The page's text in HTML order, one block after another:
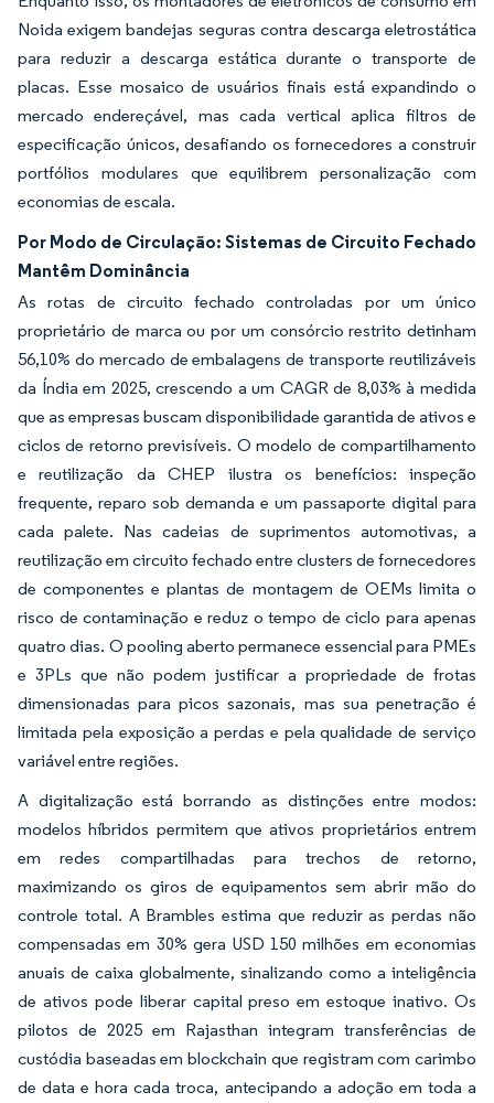
Noida exigem bandejas seguras contra descarga eletrostática
para reduzir a descarga estática durante o transporte de
placas. Esse mosaico de usuários finais está expandindo o
mercado endereçável, mas cada vertical aplica filtros de
especificação únicos, desafiando os fornecedores a construir
portfólios modulares que equilibrem personalização com
economias de escala.
Por Modo de Circulação: Sistemas de Circuito Fechado
Mantêm Dominância
As rotas de circuito fechado controladas por um único
proprietário de marca ou por um consórcio restrito detinham
56,10% do mercado de embalagens de transporte reutilizáveis
da Índia em 2025, crescendo a um CAGR de 8,03% à medida
que as empresas buscam disponibilidade garantida de ativos e
ciclos de retorno previsíveis. O modelo de compartilhamento
e reutilização da CHEP ilustra os benefícios: inspeção
frequente, reparo sob demanda e um passaporte digital para
cada palete. Nas cadeias de suprimentos automotivas, a
reutilização em circuito fechado entre clusters de fornecedores
de componentes e plantas de montagem de OEMs limita o
risco de contaminação e reduz o tempo de ciclo para apenas
quatro dias. O pooling aberto permanece essencial para PMEs
e 3PLs que não podem justificar a propriedade de frotas
dimensionadas para picos sazonais, mas sua penetração é
limitada pela exposição a perdas e pela qualidade de serviço
variável entre regiões.
A digitalização está borrando as distinções entre modos:
modelos híbridos permitem que ativos proprietários entrem
em redes compartilhadas para trechos de retorno,
maximizando os giros de equipamentos sem abrir mão do
controle total. A Brambles estima que reduzir as perdas não
compensadas em 30% gera USD 150 milhões em economias
anuais de caixa globalmente, sinalizando como a inteligência
de ativos pode liberar capital preso em estoque inativo. Os
pilotos de 2025 em Rajasthan integram transferências de
custódia baseadas em blockchain que registram com carimbo
de data e hora cada troca, antecipando a adoção em toda a